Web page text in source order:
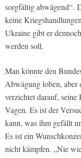
sorgfältig abwägend“.
keine
Ukraine gibt er
werden soll.
Man könnte den
Abwägung loben, aber
verzichtet darauf,
Vagen. Es ist der
kann, was ihm gefällt
Es ist ein
nicht kämpfen. „Nie